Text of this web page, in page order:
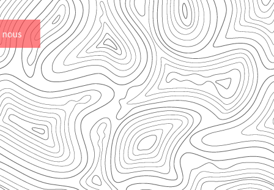
Le processus de fabrication d'un
chapeau en corde personnalisable